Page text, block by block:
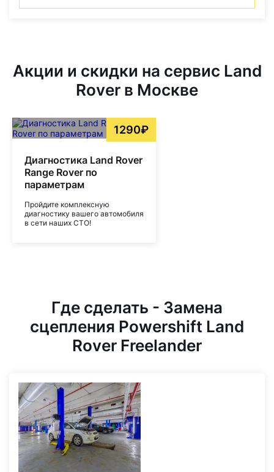
Акции и скидки на сервис Land
Rover в Москве
1290₽
Диагностика Land Rover
Range Rover по
параметрам
Пройдите комплексную
диагностику вашего автомобиля
в сети наших СТО!
Где сделать - Замена
сцепления Powershift Land
Rover Freelander